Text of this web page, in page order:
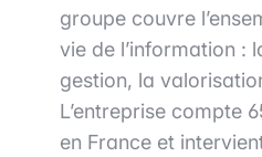
groupe couvre
vie de l’information :
gestion, la
L’entreprise compte
en France et